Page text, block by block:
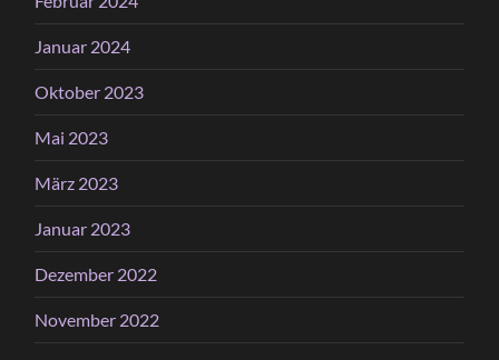
Januar 2024
Oktober 2023
Mai 2023
März 2023
Januar 2023
Dezember 2022
November 2022